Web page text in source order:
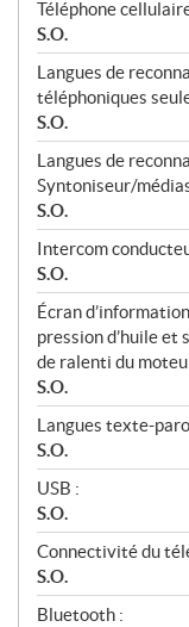
Téléphone
S.O.
Langues de
téléphoniques
S.O.
Langues de
Syntoniseur/
S.O.
Intercom
S.O.
Écran
pression d’huile
de ralenti du
S.O.
Langues texte-
S.O.
USB :
S.O.
Connectivité du
S.O.
Bluetooth :